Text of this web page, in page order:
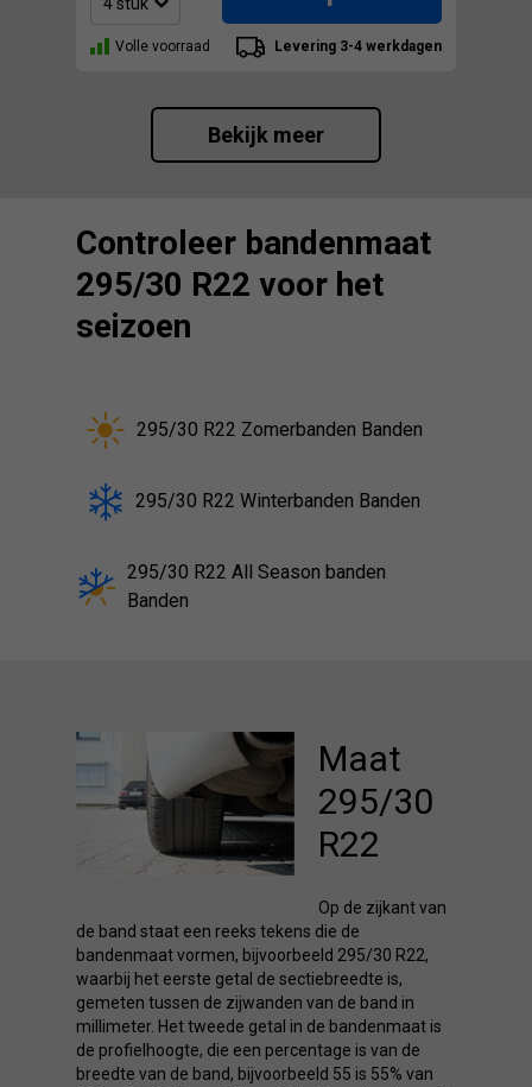
Volle voorraad Levering 3-4 werkdagen
Bekijk meer
Controleer bandenmaat
295/30 R22 voor het
seizoen
295/30 R22 Zomerbanden Banden
295/30 R22 Winterbanden Banden
295/30 R22 All Season banden
Banden
Maat
295/30
R22
Op de zijkant van
de band staat een reeks tekens die de
bandenmaat vormen, bijvoorbeeld 295/30 R22,
waarbij het eerste getal de sectiebreedte is,
gemeten tussen de zijwanden van de band in
millimeter. Het tweede getal in de bandenmaat is
de profielhoogte, die een percentage is van de
breedte van de band, bijvoorbeeld 55 is 55% van